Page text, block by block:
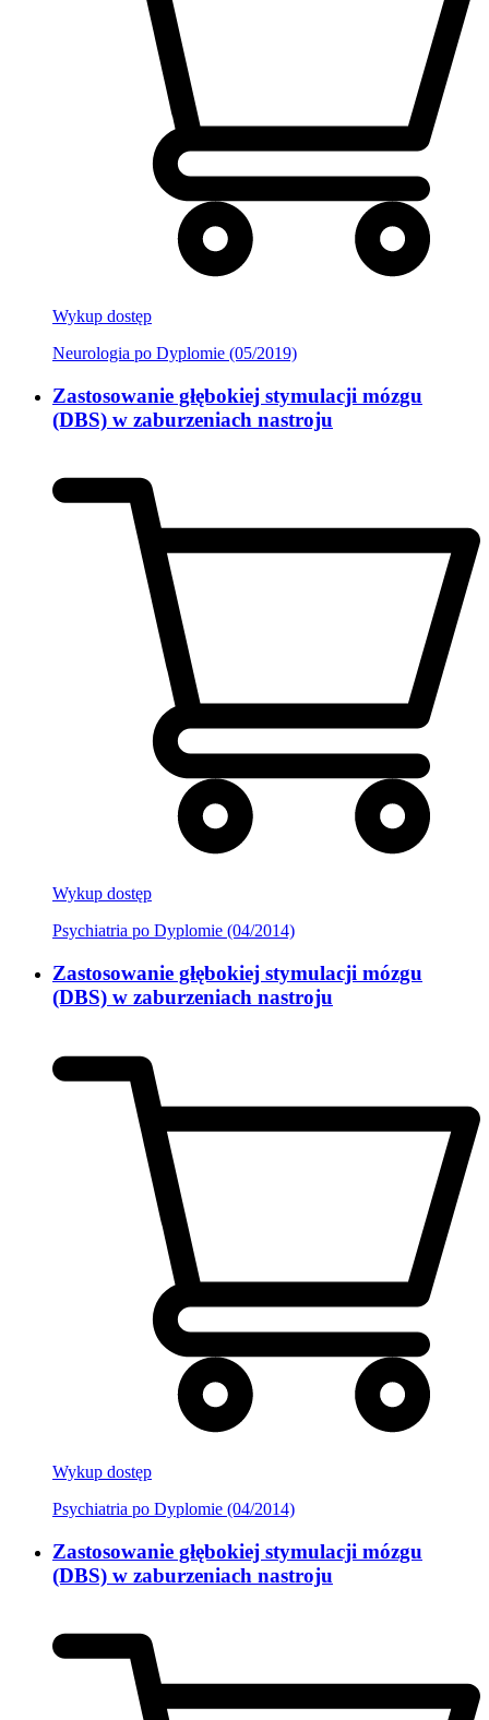
Wykup dostęp
Neurologia po Dyplomie (05/2019)
Zastosowanie głębokiej stymulacji mózgu
(DBS) w zaburzeniach nastroju
Wykup dostęp
Psychiatria po Dyplomie (04/2014)
Zastosowanie głębokiej stymulacji mózgu
(DBS) w zaburzeniach nastroju
Wykup dostęp
Psychiatria po Dyplomie (04/2014)
Zastosowanie głębokiej stymulacji mózgu
(DBS) w zaburzeniach nastroju